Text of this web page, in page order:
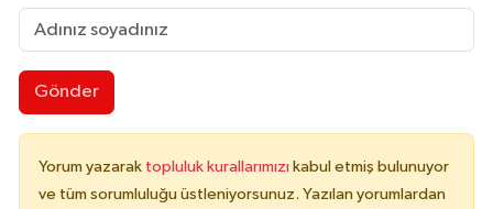
Gönder
Yorum yazarak topluluk kurallarımızı kabul etmiş bulunuyor
ve tüm sorumluluğu üstleniyorsunuz. Yazılan yorumlardan